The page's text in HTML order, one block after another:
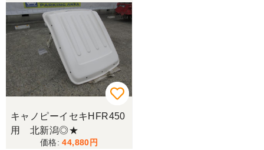
スタッフの鈴木さんが親切で機械に詳しく 丁寧にご
対応頂きました。 ありがとう！ 少し距離はあります
が、今後も農機具を買う際はのうき屋さんを利用し
ようと思います。
三重県／miraisann
写真と現物が違いすぎる
三重県／谷本勝美
キャノピーイセキHFR450
用 北新潟◎★
44,880